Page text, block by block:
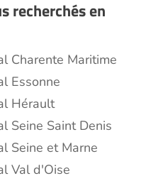
recherchés en
Charente Maritime
Essonne
Hérault
Seine Saint Denis
Seine et Marne
Val d'Oise